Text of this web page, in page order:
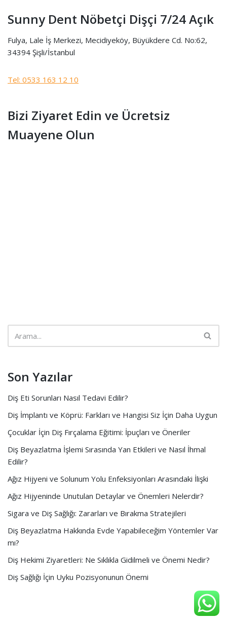
Sunny Dent Nöbetçi Dişçi 7/24 Açık
Fulya, Lale İş Merkezi, Mecidiyeköy, Büyükdere Cd. No:62,
34394 Şişli/İstanbul
Tel: 0533 163 12 10
Bizi Ziyaret Edin ve Ücretsiz
Muayene Olun
Son Yazılar
Diş Eti Sorunları Nasıl Tedavi Edilir?
Diş İmplantı ve Köprü: Farkları ve Hangisi Siz İçin Daha Uygun
Çocuklar İçin Diş Fırçalama Eğitimi: İpuçları ve Öneriler
Diş Beyazlatma İşlemi Sırasında Yan Etkileri ve Nasıl İhmal
Edilir?
Ağız Hijyeni ve Solunum Yolu Enfeksiyonları Arasındaki İlişki
Ağız Hijyeninde Unutulan Detaylar ve Önemleri Nelerdir?
Sigara ve Diş Sağlığı: Zararları ve Bırakma Stratejileri
Diş Beyazlatma Hakkında Evde Yapabileceğim Yöntemler Var
mı?
Diş Hekimi Ziyaretleri: Ne Sıklıkla Gidilmeli ve Önemi Nedir?
Diş Sağlığı İçin Uyku Pozisyonunun Önemi